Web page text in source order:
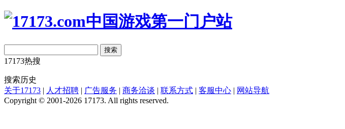
搜索
17173热搜
搜索历史
关于17173 | 人才招聘 | 广告服务 | 商务洽谈 | 联系方式 | 客服中心 | 网站导航
Copyright © 2001-2026 17173. All rights reserved.